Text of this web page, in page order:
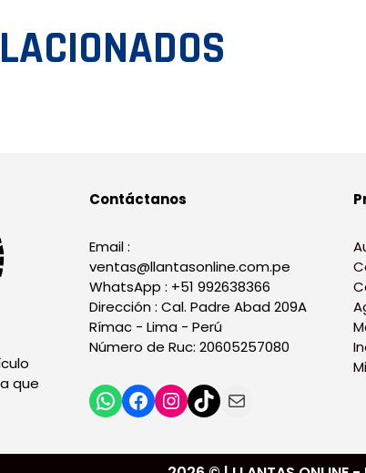
que
Contáctanos
Email :
ventas@llantasonline.com.pe
WhatsApp : +51 992638366
Dirección : Cal. Padre Abad 209A
Rímac - Lima - Perú
Número de Ruc: 20605257080